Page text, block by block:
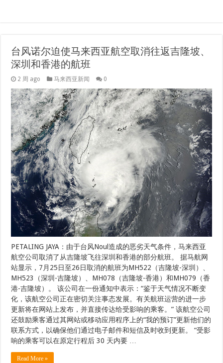
台风诺尔迫使马来西亚航空取消往返吉隆坡、
深圳和香港的航班
2 周 ago 马来西亚新闻 0
PETALING JAYA：由于台风Noul造成的恶劣天气条件，马来西亚
航空公司取消了从吉隆坡飞往深圳和香港的部分航班。 据马航网
站显示，7月25日至26日取消的航班为MH522（吉隆坡-深圳）、
MH523（深圳-吉隆坡）、MH078（吉隆坡-香港）和MH079（香
港-吉隆坡）。 该公司在一份通知中表示：“鉴于天气情况不断变
化，该航空公司正在密切关注事态发展。有关航班运营的进一步
更新将在网站上发布，并直接传达给受影响的乘客。” 该航空公司
还鼓励乘客通过其网站或移动应用程序上的“我的预订”更新他们的
联系方式，以确保他们通过电子邮件和短信及时收到更新。 “受影
响的乘客可以在原定行程后 30 天内要 …
Read More »